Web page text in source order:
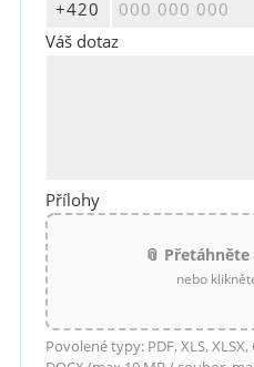
Váš dotaz
Přílohy
📎
nebo
Povolené typy: PDF, XLS, XLSX,